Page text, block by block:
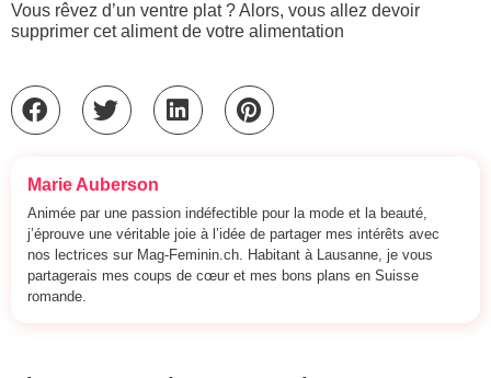
Vous rêvez d’un ventre plat ? Alors, vous allez devoir
supprimer cet aliment de votre alimentation
Marie Auberson
Animée par une passion indéfectible pour la mode et la beauté,
j’éprouve une véritable joie à l’idée de partager mes intérêts avec
nos lectrices sur Mag-Feminin.ch. Habitant à Lausanne, je vous
partagerais mes coups de cœur et mes bons plans en Suisse
romande.